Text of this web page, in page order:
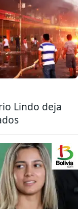
Lindo deja